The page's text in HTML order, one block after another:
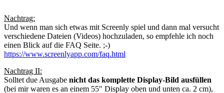
Nachtrag:
Und wenn man sich etwas mit Screenly spiel und dann mal versucht
verschiedene Dateien (Videos) hochzuladen, so empfehle ich noch
einen Blick auf die FAQ Seite. ;-)
https://www.screenlyapp.com/faq.html
Nachtrag II:
Solltet due Ausgabe nicht das komplette Display-Bild ausfüllen
(bei mir waren es an einem 55″ Display oben und unten ca. 2 cm),